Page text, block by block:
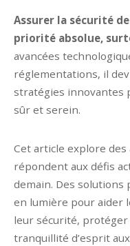
Assurer la sécurité
priorité absolue,
avancées
réglementations, il
stratégies innovantes
sûr et serein.
Cet article explore
répondent aux défis
demain. Des solutions
en lumière pour aider
leur sécurité,
tranquillité d’esprit